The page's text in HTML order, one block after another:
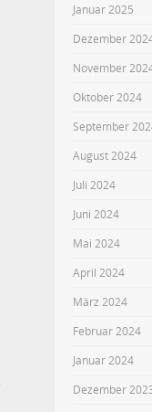
Januar 2025
Dezember
November
Oktober 2024
September
August 2024
Juli 2024
Juni 2024
Mai 2024
April 2024
März 2024
Februar 2024
Januar 2024
Dezember